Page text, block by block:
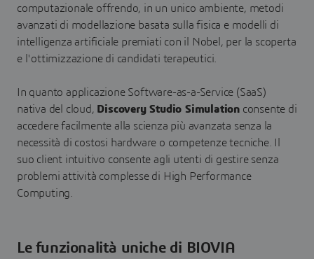
computazionale offrendo, in un unico ambiente, metodi
avanzati di modellazione basata sulla fisica e modelli di
intelligenza artificiale premiati con il Nobel, per la scoperta
e l'ottimizzazione di candidati terapeutici.
In quanto applicazione Software-as-a-Service (SaaS)
nativa del cloud, Discovery Studio Simulation consente di
accedere facilmente alla scienza più avanzata senza la
necessità di costosi hardware o competenze tecniche. Il
suo client intuitivo consente agli utenti di gestire senza
problemi attività complesse di High Performance
Computing.
Le funzionalità uniche di BIOVIA